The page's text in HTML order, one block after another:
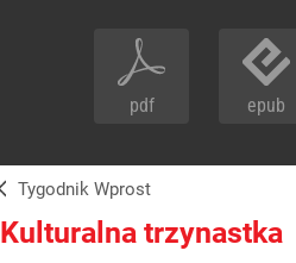
pdf epub
Tygodnik Wprost
Kulturalna trzynastka